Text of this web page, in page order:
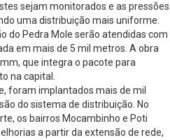
sejam monitorados e as pressões
uma distribuição mais uniforme.
do Pedra Mole serão atendidas com
em mais de 5 mil metros. A obra
que integra o pacote para
na capital.
foram implantados mais de mil
do sistema de distribuição. No
os bairros Mocambinho e Poti
a partir da extensão de rede,